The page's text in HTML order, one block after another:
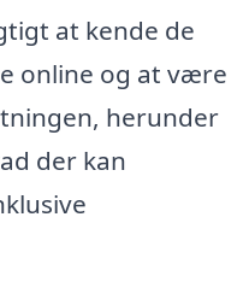
at kende de
online og at være
herunder
der kan